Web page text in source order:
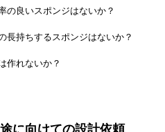
の良いスポンジはないか？
長持ちするスポンジはないか？
作れないか？
に向けての設計依頼